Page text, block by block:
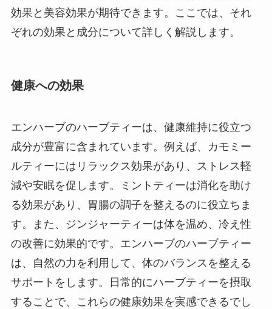
効果と美容効果が期待できます。ここでは、それ
ぞれの効果と成分について詳しく解説します。
健康への効果
エンハーブのハーブティーは、健康維持に役立つ
成分が豊富に含まれています。例えば、カモミー
ルティーにはリラックス効果があり、ストレス軽
減や安眠を促します。ミントティーは消化を助け
る効果があり、胃腸の調子を整えるのに役立ちま
す。また、ジンジャーティーは体を温め、冷え性
の改善に効果的です。エンハーブのハーブティー
は、自然の力を利用して、体のバランスを整える
サポートをします。日常的にハーブティーを摂取
することで、これらの健康効果を実感できるでし